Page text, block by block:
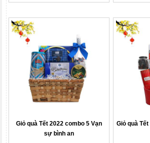
Giỏ quà Tết 2022 combo 5 Vạn
sự bình an
Giỏ quà